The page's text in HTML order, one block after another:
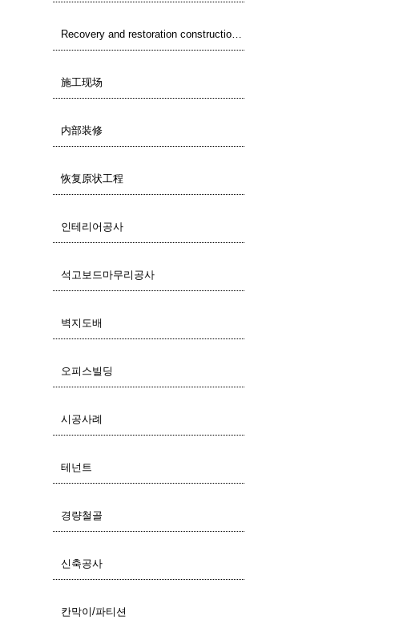
Recovery and restoration construction work
施工现场
内部装修
恢复原状工程
인테리어공사
석고보드마무리공사
벽지도배
오피스빌딩
시공사례
테넌트
경량철골
신축공사
칸막이/파티션